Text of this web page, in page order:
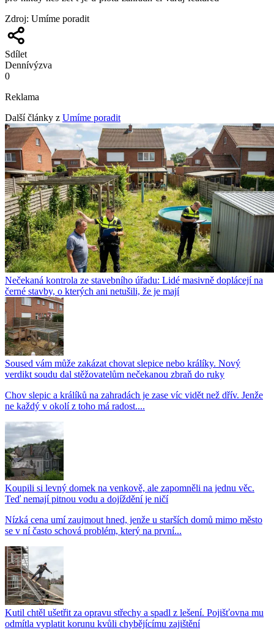
Zdroj: Umíme poradit
Sdílet
Dennívýzva
0
Reklama
Další články z Umíme poradit
Nečekaná kontrola ze stavebního úřadu: Lidé masivně doplácejí na
černé stavby, o kterých ani netušili, že je mají
Soused vám může zakázat chovat slepice nebo králíky. Nový
verdikt soudu dal stěžovatelům nečekanou zbraň do ruky
Chov slepic a králíků na zahradách je zase víc vidět než dřív. Jenže
ne každý v okolí z toho má radost....
Koupili si levný domek na venkově, ale zapomněli na jednu věc.
Teď nemají pitnou vodu a dojíždění je ničí
Nízká cena umí zaujmout hned, jenže u starších domů mimo město
se v ní často schová problém, který na první...
Kutil chtěl ušetřit za opravu střechy a spadl z lešení. Pojišťovna mu
odmítla vyplatit korunu kvůli chybějícímu zajištění